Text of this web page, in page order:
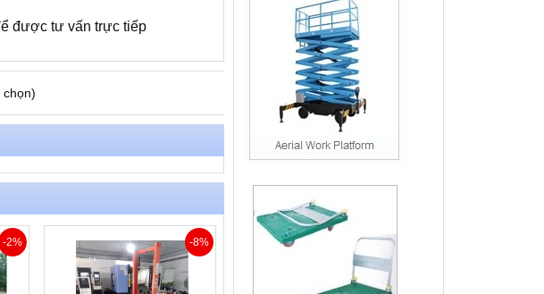
được tư vấn trực tiếp
chọn)
-2% -8%